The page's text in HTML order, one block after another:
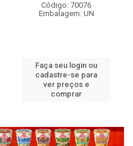
Código: 70076
Embalagem: UN
Faça seu login ou
cadastre-se para
ver preços e
comprar